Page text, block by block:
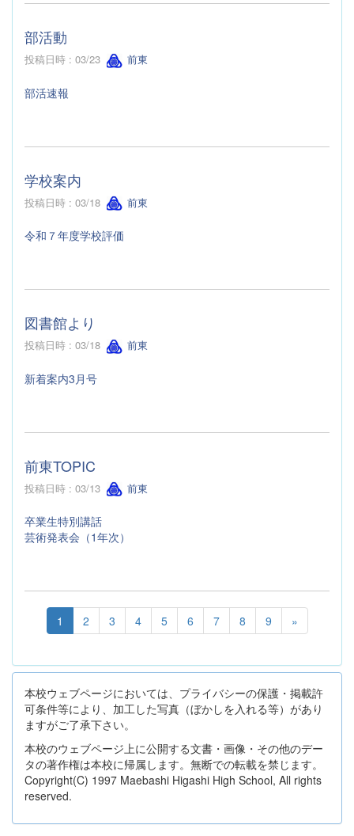
部活動
投稿日時 : 03/23 前東
部活速報
学校案内
投稿日時 : 03/18 前東
令和７年度学校評価
図書館より
投稿日時 : 03/18 前東
新着案内3月号
前東TOPIC
投稿日時 : 03/13 前東
卒業生特別講話
芸術発表会（1年次）
1 2 3 4 5 6 7 8 9 »
本校ウェブページにおいては、プライバシーの保護・掲載許
可条件等により、加工した写真（ぼかしを入れる等）があり
ますがご了承下さい。
本校のウェブページ上に公開する文書・画像・その他のデー
タの著作権は本校に帰属します。無断での転載を禁じます。
Copyright(C) 1997 Maebashi Higashi High School, All rights
reserved.